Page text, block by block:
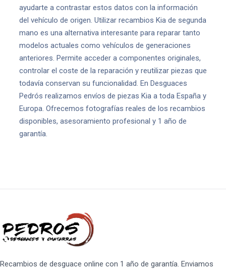
ayudarte a contrastar estos datos con la información
del vehículo de origen. Utilizar recambios Kia de segunda
mano es una alternativa interesante para reparar tanto
modelos actuales como vehículos de generaciones
anteriores. Permite acceder a componentes originales,
controlar el coste de la reparación y reutilizar piezas que
todavía conservan su funcionalidad. En Desguaces
Pedrós realizamos envíos de piezas Kia a toda España y
Europa. Ofrecemos fotografías reales de los recambios
disponibles, asesoramiento profesional y 1 año de
garantía.
Recambios de desguace online con 1 año de garantía. Enviamos